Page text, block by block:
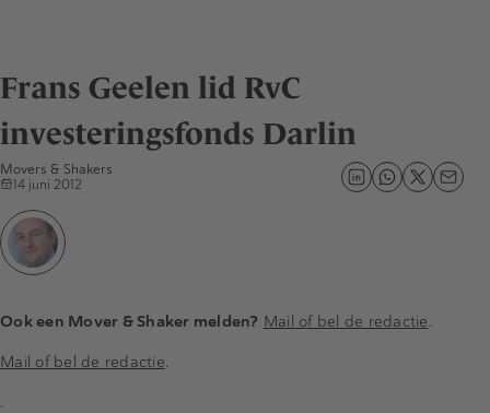
Frans Geelen lid RvC
investeringsfonds Darlin
Movers & Shakers
14 juni 2012
Ook een Mover & Shaker melden? Mail of bel de redactie.
Mail of bel de redactie.
.